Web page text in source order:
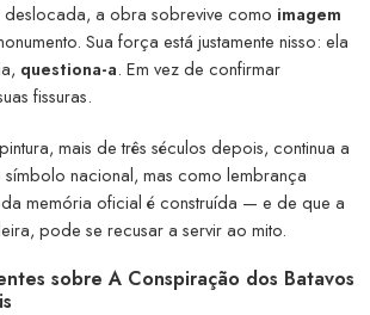
a obra sobrevive como imagem
Sua força está justamente nisso: ela
questiona-a. Em vez de confirmar
fissuras.
mais de três séculos depois, continua a
nacional, mas como lembrança
memória oficial é construída — e de que a
pode se recusar a servir ao mito.
sobre A Conspiração dos Batavos